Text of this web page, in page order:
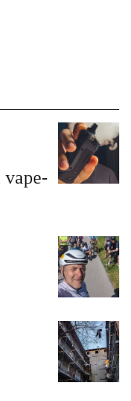
vape-